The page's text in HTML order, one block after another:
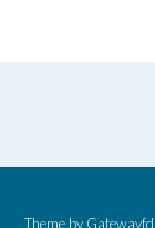
Theme by